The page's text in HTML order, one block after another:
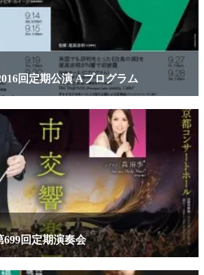
回定期公演 Aプログラム
回定期演奏会